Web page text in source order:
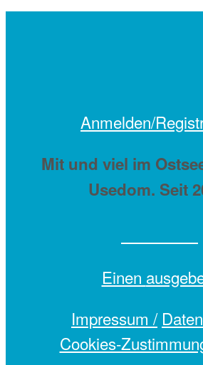
Anmelden/
Mit und viel im
Usedom. Seit
Einen
Impressum /
Cookies-